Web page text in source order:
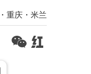
重庆・米兰